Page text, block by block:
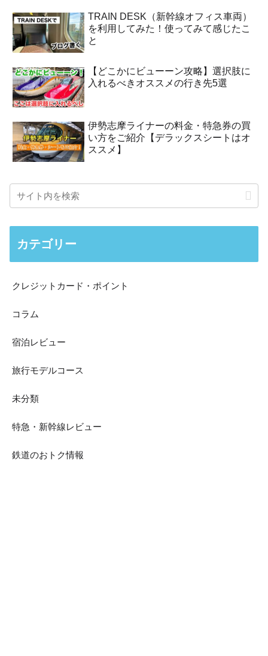
TRAIN DESK（新幹線オフィス車両）
を利用してみた！使ってみて感じたこ
と
【どこかにビューーン攻略】選択肢に
入れるべきオススメの行き先5選
伊勢志摩ライナーの料金・特急券の買
い方をご紹介【デラックスシートはオ
ススメ】
カテゴリー
クレジットカード・ポイント
コラム
宿泊レビュー
旅行モデルコース
未分類
特急・新幹線レビュー
鉄道のおトク情報